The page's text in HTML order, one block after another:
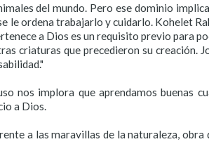
del mundo. Pero ese dominio
le ordena trabajarlo y cuidarlo. Kohelet
a Dios es un requisito previo para
criaturas que precedieron su creación.
nos implora que aprendamos buenas
a Dios.
a las maravillas de la naturaleza,